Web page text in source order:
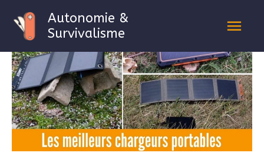
Autonomie &
Survivalisme
Navigation
de